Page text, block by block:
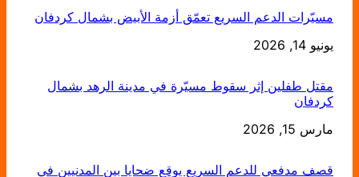
مسيّرات الدعم السريع تعمّق أزمة الأبيض بشمال كردفان
التاريخ
يونيو 14, 2026
مقتل طفلين إثر سقوط مسيّرة في مدينة الرهد بشمال
كردفان
التاريخ
مارس 15, 2026
قصف مدفعي للدعم السريع يوقع ضحايا بين المدنيين في